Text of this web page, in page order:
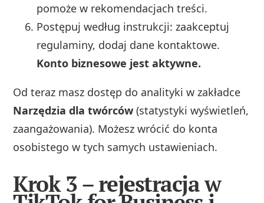
pomoże w rekomendacjach treści.
Postępuj według instrukcji: zaakceptuj
regulaminy, dodaj dane kontaktowe.
Konto biznesowe jest aktywne.
Od teraz masz dostęp do analityki w zakładce
Narzędzia dla twórców (statystyki wyświetleń,
zaangażowania). Możesz wrócić do konta
osobistego w tych samych ustawieniach.
Krok 3 – rejestracja w